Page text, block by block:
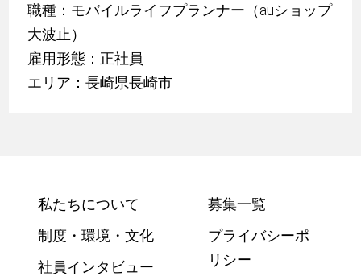
職種：モバイルライフプランナー（auショップ
大波止）
雇用形態：正社員
エリア：長崎県長崎市
私たちについて
制度・環境・文化
社員インタビュー
募集一覧
プライバシーポ
リシー